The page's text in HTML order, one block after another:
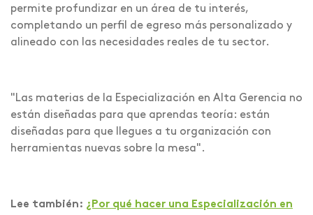
permite profundizar en un área de tu interés,
completando un perfil de egreso más personalizado y
alineado con las necesidades reales de tu sector.
"Las materias de la Especialización en Alta Gerencia no
están diseñadas para que aprendas teoría: están
diseñadas para que llegues a tu organización con
herramientas nuevas sobre la mesa".
Lee también: ¿Por qué hacer una Especialización en